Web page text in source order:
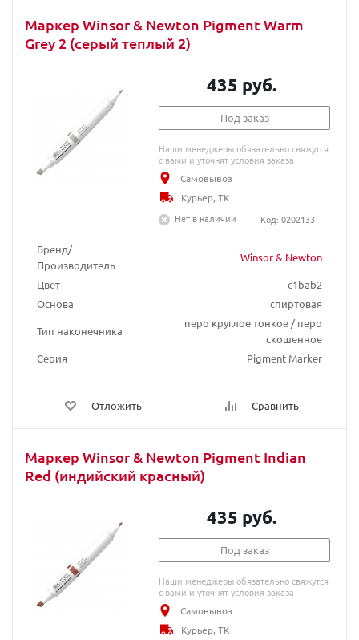
Маркер Winsor & Newton Pigment Warm
Grey 2 (серый теплый 2)
Бренд/
Производитель
Winsor & Newton
Цвет
c1bab2
Основа
спиртовая
Тип наконечника
перо круглое тонкое / перо
скошенное
Серия
Pigment Marker
Отложить Сравнить
435 руб.
Под заказ
Наши менеджеры обязательно свяжутся
с вами и уточнят условия заказа
Самовывоз
Курьер, ТК
Нет в наличии
Код: 0202133
Маркер Winsor & Newton Pigment Indian
Red (индийский красный)
435 руб.
Под заказ
Наши менеджеры обязательно свяжутся
с вами и уточнят условия заказа
Самовывоз
Курьер, ТК